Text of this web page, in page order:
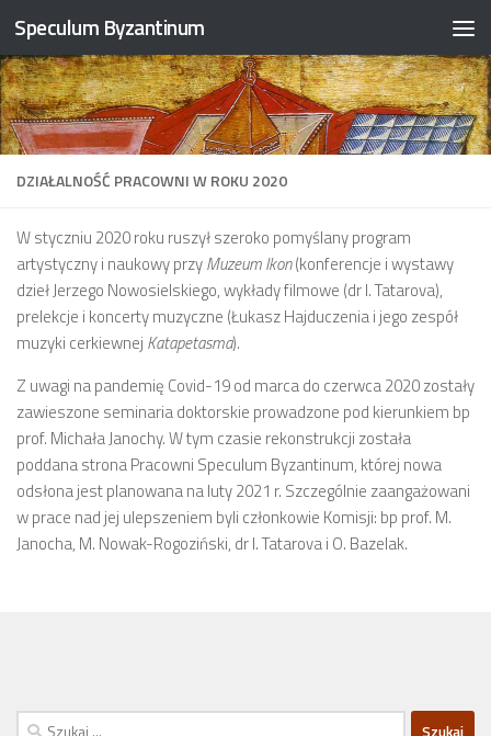
Skip to content
Speculum Byzantinum
DZIAŁALNOŚĆ PRACOWNI W ROKU 2020
W styczniu 2020 roku ruszył szeroko pomyślany program
artystyczny i naukowy przyMuzeum Ikon(konferencje i wystawy
dzieł Jerzego Nowosielskiego, wykłady filmowe (dr I. Tatarova),
prelekcje i koncerty muzyczne (Łukasz Hajduczenia i jego zespół
muzyki cerkiewnej Katapetasma).
Z uwagi na pandemię Covid-19 od marca do czerwca 2020 zostały
zawieszone seminaria doktorskie prowadzone pod kierunkiem bp
prof. Michała Janochy. W tym czasie rekonstrukcji została
poddana strona Pracowni Speculum Byzantinum, której nowa
odsłona jest planowana na luty 2021 r. Szczególnie zaangażowani
w prace nad jej ulepszeniem byli członkowie Komisji: bp prof. M.
Janocha, M. Nowak-Rogoziński, dr I. Tatarova i O. Bazelak.
Szukaj: